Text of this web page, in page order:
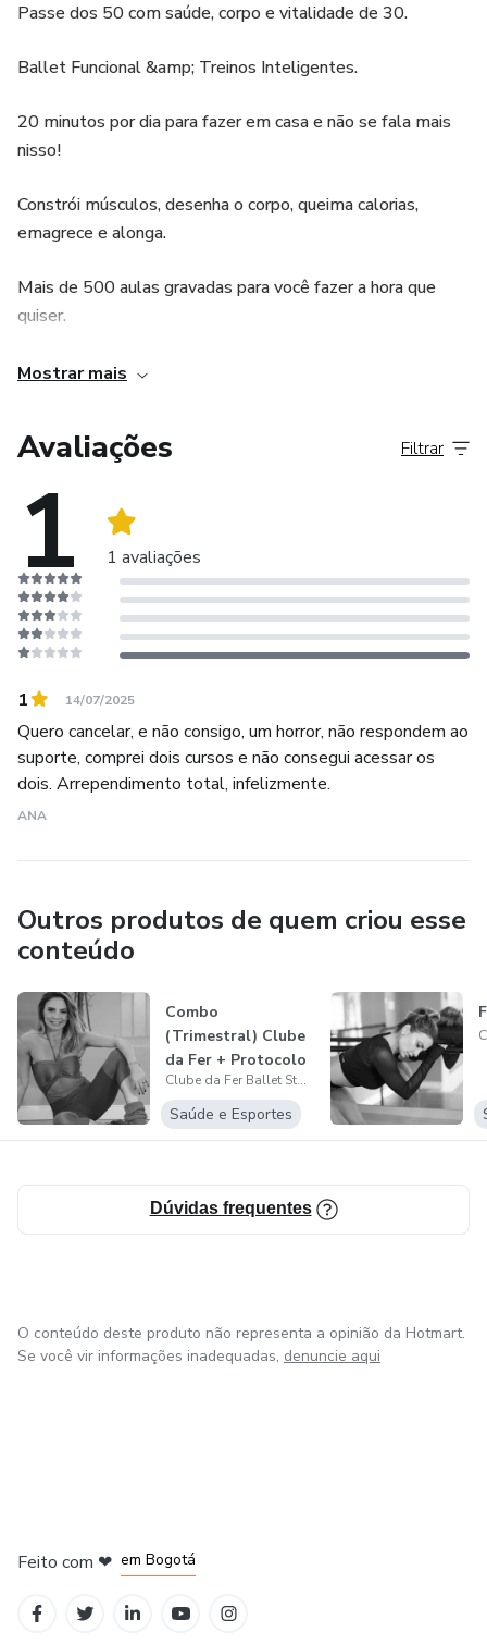
confirmação do pagamento.
Passe dos 50 com saúde, corpo e vitalidade de 30.
Ballet Funcional &amp; Treinos Inteligentes.
20 minutos por dia para fazer em casa e não se fala mais
nisso!
Constrói músculos, desenha o corpo, queima calorias,
emagrece e alonga.
Mais de 500 aulas gravadas para você fazer a hora que
quiser.
Um método gostoso, perfeito para a saúde e boa forma da
Modalidades: Ballet Funcional, Ballet Wall, Ballet Fire,
HIIT Funcional, TRX, Madame Enxuta, Treinos MATAdor,
Mostrar mais
Avaliações
1 1 avaliações
Filtrar
1 14/07/2025
Quero cancelar, e não consigo, um horror, não respondem ao
suporte, comprei dois cursos e não consegui acessar os
dois. Arrependimento total, infelizmente.
ANA
Outros produtos de quem criou esse
conteúdo
Combo
(Trimestral) Clube
da Fer + Protocolo
Menopausa Leve
+...
Clube da Fer Ballet Studio &amp; Treinos Inteligentes
Saúde e Esportes
Dúvidas frequentes
O conteúdo deste produto não representa a opinião da Hotmart.
Se você vir informações inadequadas, denuncie aqui
Feito com ❤ em Bogotá